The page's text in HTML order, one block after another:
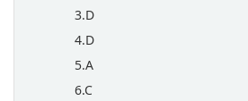
3.D
4.D
5.A
6.C